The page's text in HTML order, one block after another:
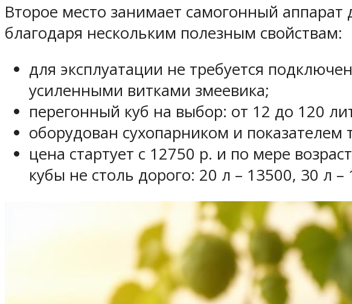
Второе место занимает самогонный
благодаря нескольким полезным свойствам:
для эксплуатации не требуется
усиленными витками змеевика;
перегонный куб на выбор: от 12 до 120
оборудован сухопарником и показателем
цена стартует с 12750 р. и по мере
кубы не столь дорого: 20 л – 13500, 30 л –